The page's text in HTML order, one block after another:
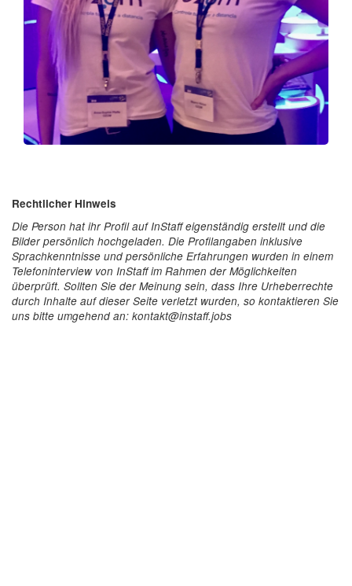
Rechtlicher Hinweis
Die Person hat ihr Profil auf InStaff eigenständig erstellt und die
Bilder persönlich hochgeladen. Die Profilangaben inklusive
Sprachkenntnisse und persönliche Erfahrungen wurden in einem
Telefoninterview von InStaff im Rahmen der Möglichkeiten
überprüft. Sollten Sie der Meinung sein, dass Ihre Urheberrechte
durch Inhalte auf dieser Seite verletzt wurden, so kontaktieren Sie
uns bitte umgehend an: kontakt@instaff.jobs